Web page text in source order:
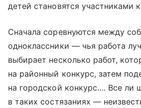
детей становятся участниками
Сначала соревнуются между
одноклассники — чья работа
выбирает несколько работ,
на районный конкурс, затем
на городской конкурс…. Все ли
в таких состязаниях —